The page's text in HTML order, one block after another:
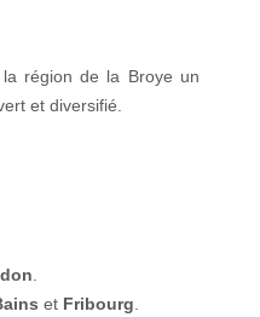
région de la Broye un
et diversifié.
et Fribourg